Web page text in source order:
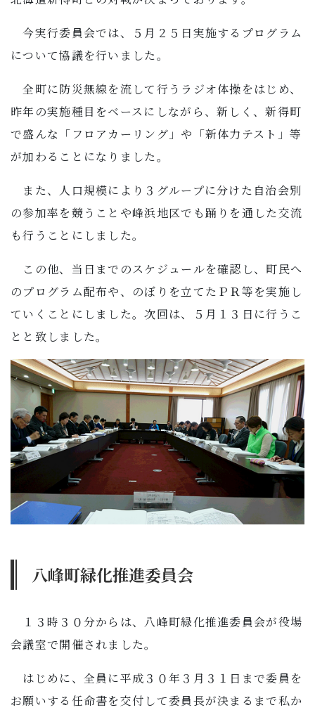
今実行委員会では、５月２５日実施するプログラム
について協議を行いました。
全町に防災無線を流して行うラジオ体操をはじめ、
昨年の実施種目をベースにしながら、新しく、新得町
で盛んな「フロアカーリング」や「新体力テスト」等
が加わることになりました。
また、人口規模により３グループに分けた自治会別
の参加率を競うことや峰浜地区でも踊りを通した交流
も行うことにしました。
この他、当日までのスケジュールを確認し、町民へ
のプログラム配布や、のぼりを立てたＰＲ等を実施し
ていくことにしました。次回は、５月１３日に行うこ
とと致しました。
八峰町緑化推進委員会
１３時３０分からは、八峰町緑化推進委員会が役場
会議室で開催されました。
はじめに、全員に平成３０年３月３１日まで委員を
お願いする任命書を交付して委員長が決まるまで私か